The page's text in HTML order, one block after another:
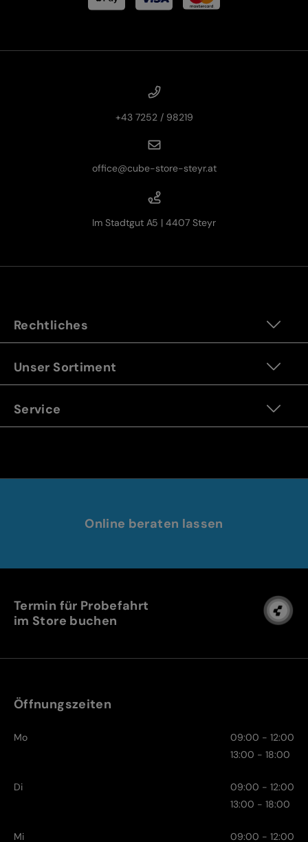
+43 7252 / 98219
office@cube-store-steyr.at
Im Stadtgut A5 | 4407 Steyr
Rechtliches
Unser Sortiment
Service
Online beraten lassen
Termin für Probefahrt
im Store buchen
Öffnungszeiten
Mo
09:00 - 12:00
13:00 - 18:00
Di
09:00 - 12:00
13:00 - 18:00
Mi 09:00 - 12:00